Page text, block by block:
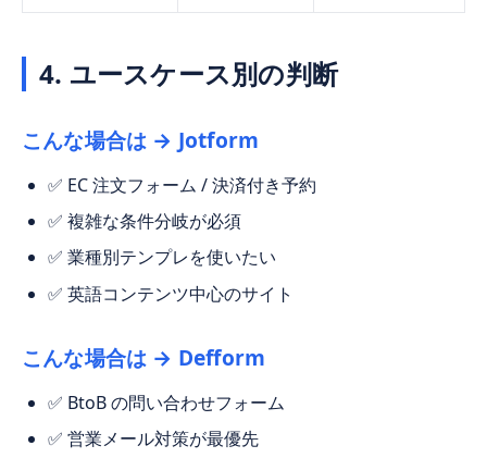
4. ユースケース別の判断
こんな場合は → Jotform
✅ EC 注文フォーム / 決済付き予約
✅ 複雑な条件分岐が必須
✅ 業種別テンプレを使いたい
✅ 英語コンテンツ中心のサイト
こんな場合は → Defform
✅ BtoB の問い合わせフォーム
✅ 営業メール対策が最優先